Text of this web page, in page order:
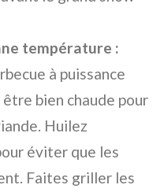
température :
à puissance
bien chaude pour
Huilez
éviter que les
Faites griller les